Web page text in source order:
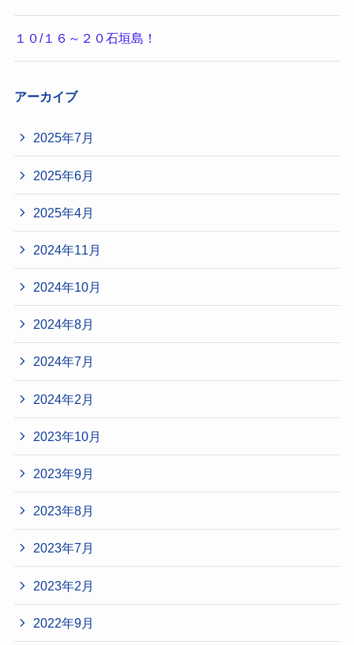
１０/１６～２０石垣島！
アーカイブ
2025年7月
2025年6月
2025年4月
2024年11月
2024年10月
2024年8月
2024年7月
2024年2月
2023年10月
2023年9月
2023年8月
2023年7月
2023年2月
2022年9月